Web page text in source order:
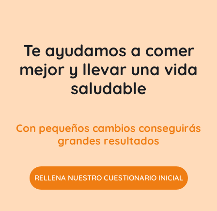
Te ayudamos a comer
mejor y llevar una vida
saludable
Con pequeños cambios conseguirás
grandes resultados
RELLENA NUESTRO CUESTIONARIO INICIAL